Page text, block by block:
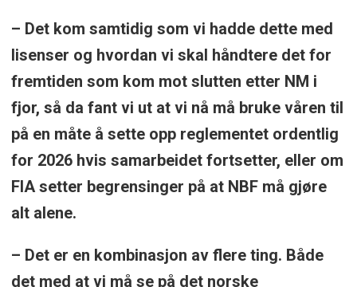
– Det kom samtidig som vi hadde dette med
lisenser og hvordan vi skal håndtere det for
fremtiden som kom mot slutten etter NM i
fjor, så da fant vi ut at vi nå må bruke våren til
på en måte å sette opp reglementet ordentlig
for 2026 hvis samarbeidet fortsetter, eller om
FIA setter begrensinger på at NBF må gjøre
alt alene.
– Det er en kombinasjon av flere ting. Både
det med at vi må se på det norske